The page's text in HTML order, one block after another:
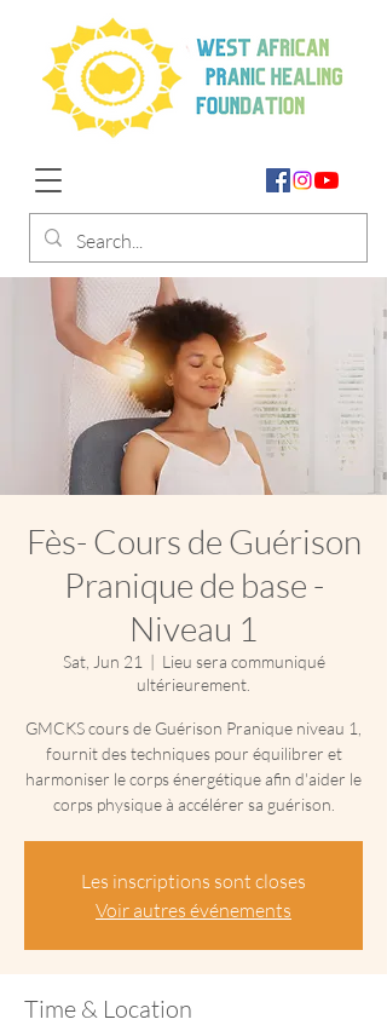
Fès- Cours de Guérison
Pranique de base -
Niveau 1
Sat, Jun 21
  |
Lieu sera communiqué
ultérieurement.
GMCKS cours de Guérison Pranique niveau 1,
fournit des techniques pour équilibrer et
harmoniser le corps énergétique afin d'aider le
corps physique à accélérer sa guérison.
Les inscriptions sont closes
Voir autres événements
Time & Location